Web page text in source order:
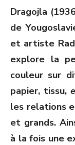
Dragojla
de
et artiste
explore la
couleur sur
papier, tissu,
les relations
et grands.
à la fois une